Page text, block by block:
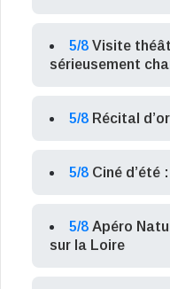
5/8 Visite
sérieusement
5/8 Récital
5/8 Ciné d’été
5/8 Apéro
sur la Loire